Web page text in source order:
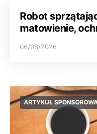
Robot
matowienie,
06/08/2026
ARTYKUŁ